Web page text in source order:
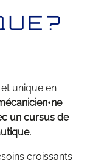
unique en
un cursus de
croissants